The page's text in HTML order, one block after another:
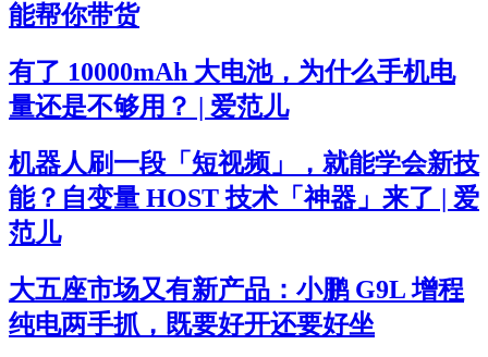
能帮你带货
有了 10000mAh 大电池，为什么手机电
量还是不够用？ | 爱范儿
机器人刷一段「短视频」，就能学会新技
能？自变量 HOST 技术「神器」来了 | 爱
范儿
大五座市场又有新产品：小鹏 G9L 增程
纯电两手抓，既要好开还要好坐